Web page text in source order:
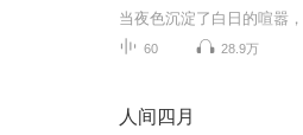
当夜色沉淀了白日的喧嚣
60 28.9万
人间四月